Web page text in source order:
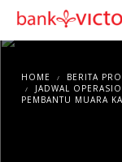
HOME
BERITA
JADWAL
PEMBANTU MUARA